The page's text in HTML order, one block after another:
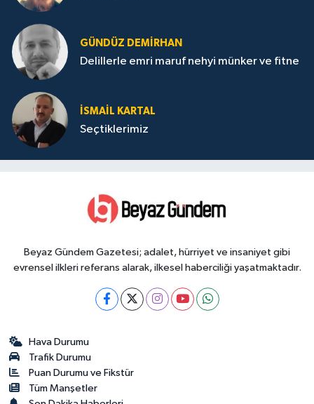
GÜNDÜZ DEMIRHAN
Delillerle emri maruf nehyi münker ve fitne
İSMAIL KARTAL
Seçtiklerimiz
Beyaz Gündem Gazetesi; adalet, hürriyet ve insaniyet gibi
evrensel ilkleri referans alarak, ilkesel haberciliği yaşatmaktadır.
Hava Durumu
Trafik Durumu
Puan Durumu ve Fikstür
Tüm Manşetler